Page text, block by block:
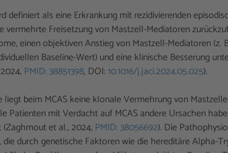
definiert als eine Erkrankung mit rezidivierenden
vermehrte Freisetzung von Mastzell-Mediatoren
einen objektiven Anstieg von Mastzell-Mediatoren (z.
Baseline-Wert) und eine klinische Besserung
PMID: 38851398, DOI:10.1016/j.jaci.2024.05.025).
beim MCAS keine klonale Vermehrung von
Patienten mit Verdacht auf MCAS andere Ursachen
et al., 2024, PMID: 38056692). Die
durch genetische Faktoren wie die hereditäre Alpha-